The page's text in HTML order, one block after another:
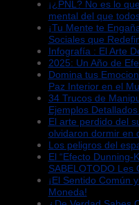
¡¿PNL? No es lo
mental del que
¡Tu Mente te
Sociales que
Infografía : El Arte
2025: Un Año de
Domina tus
Paz Interior en el
34 Trucos de
Ejemplos
El arte perdido del
olvidaron dormir en
Los peligros del
El “Efecto Dunning-
SABELOTODO Les
¡El Sentido Común
Moneda!